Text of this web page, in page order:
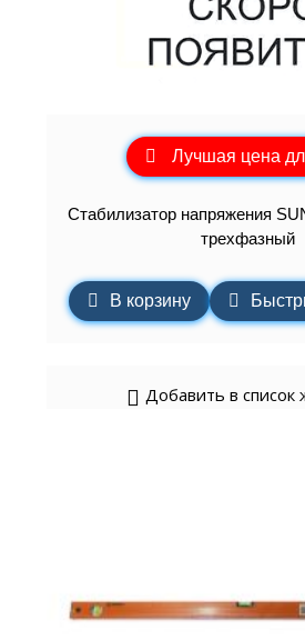
Лучшая цена
Стабилизатор напряжения
трехфазный
В корзину
Добавить в список